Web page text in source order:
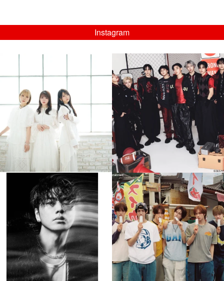
Instagram
...
8月 4
4 0
musicjapantv
💡08/05(水)23:00特番放送！
...
8月 4
4 0
musicjapantv
💡8月特番放送決定！
...
8月 4
477 0
musicjapantv
💡8月特番放送決定！
...
8月 4
6 0